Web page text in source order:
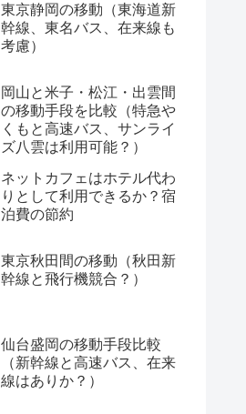
東京静岡の移動（東海道新
幹線、東名バス、在来線も
考慮）
岡山と米子・松江・出雲間
の移動手段を比較（特急や
くもと高速バス、サンライ
ズ八雲は利用可能？）
ネットカフェはホテル代わ
りとして利用できるか？宿
泊費の節約
東京秋田間の移動（秋田新
幹線と飛行機競合？）
仙台盛岡の移動手段比較
（新幹線と高速バス、在来
線はありか？）